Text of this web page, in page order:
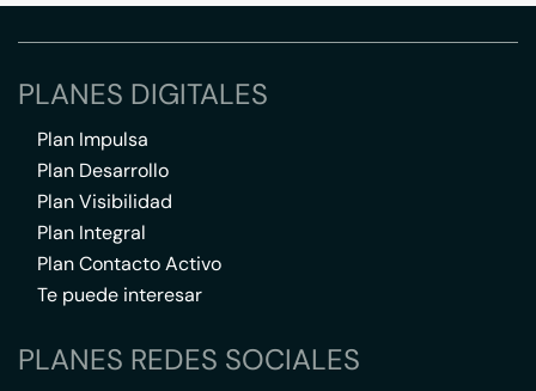
PLANES DIGITALES
Plan Impulsa
Plan Desarrollo
Plan Visibilidad
Plan Integral
Plan Contacto Activo
Te puede interesar
PLANES REDES SOCIALES